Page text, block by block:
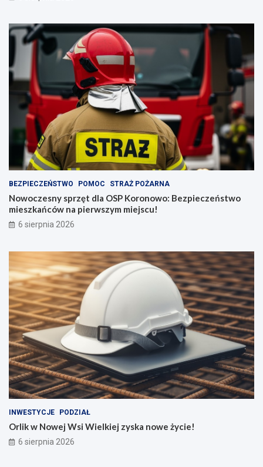
BEZPIECZEŃSTWO POMOC STRAŻ POŻARNA
Nowoczesny sprzęt dla OSP Koronowo: Bezpieczeństwo
mieszkańców na pierwszym miejscu!
6 sierpnia 2026
INWESTYCJE PODZIAŁ
Orlik w Nowej Wsi Wielkiej zyska nowe życie!
6 sierpnia 2026